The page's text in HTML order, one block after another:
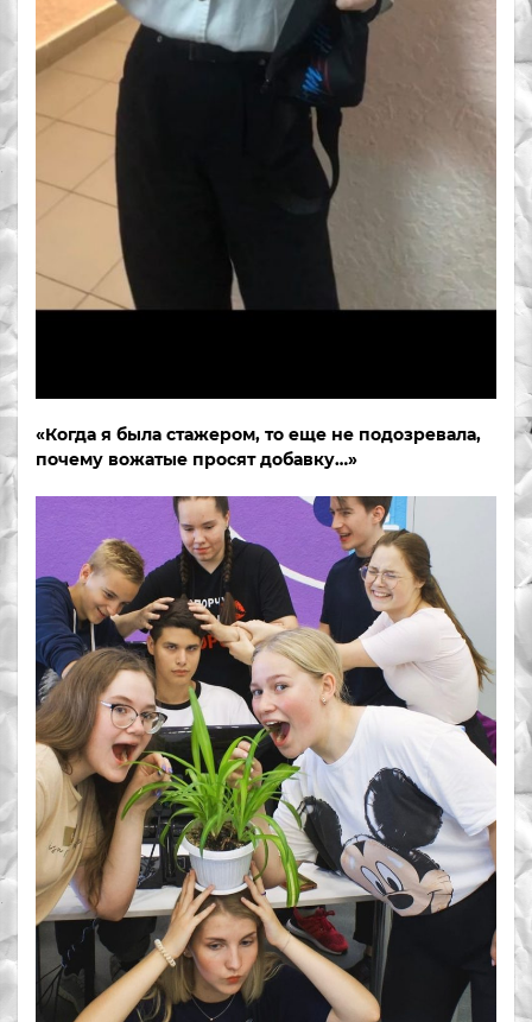
«Когда я была стажером, то еще не подозревала,
почему вожатые просят добавку…»